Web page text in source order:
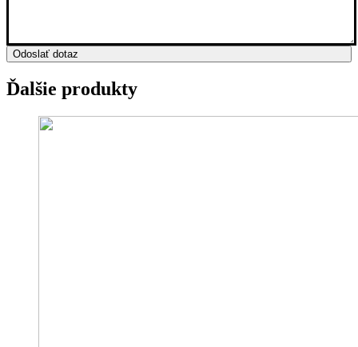
Odoslať dotaz
Ďalšie produkty